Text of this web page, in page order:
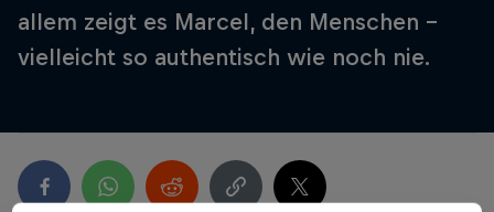
allem zeigt es Marcel, den Menschen –
vielleicht so authentisch wie noch nie.